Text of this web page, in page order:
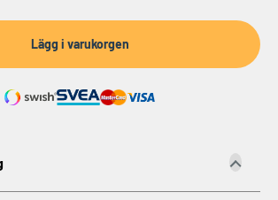
Lägg i varukorgen